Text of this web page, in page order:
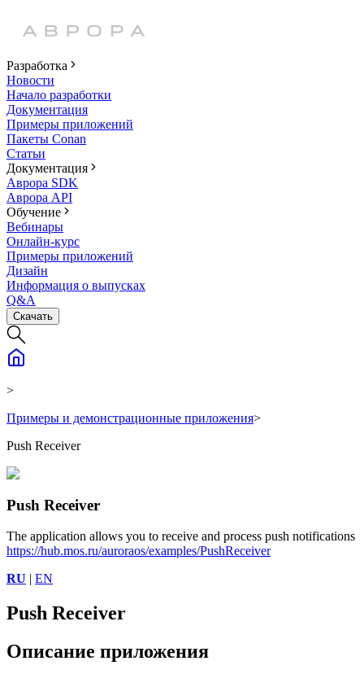
Разработка
Новости
Начало разработки
Документация
Примеры приложений
Пакеты Conan
Статьи
Документация
Аврора SDK
Аврора API
Обучение
Вебинары
Онлайн-курс
Примеры приложений
Дизайн
Информация о выпусках
Q&A
Скачать
>
Примеры и демонстрационные приложения>
Push Receiver
Push Receiver
The application allows you to receive and process push notifications
https://hub.mos.ru/auroraos/examples/PushReceiver
RU | EN
Push Receiver
Описание приложения